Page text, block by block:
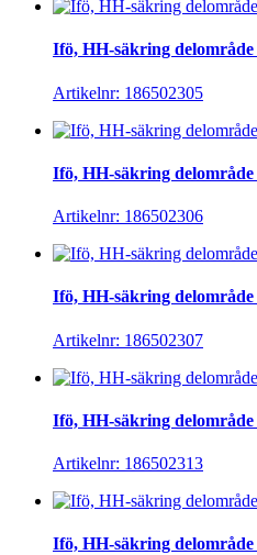
Ifö, HH-säkring
Artikelnr: 186502305
Ifö, HH-säkring
Artikelnr: 186502306
Ifö, HH-säkring
Artikelnr: 186502307
Ifö, HH-säkring
Artikelnr: 186502313
Ifö, HH-säkring